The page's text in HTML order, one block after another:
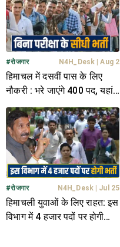
#रोजगार N4H_Desk Aug 2
हिमाचल में दसवीं पास के लिए
नौकरी : भरे जाएंगे 400 पद, यहां
क्लिक कर जानें पूरी डिटेल
#रोजगार N4H_Desk| Jul 25
हिमाचली युवाओं के लिए राहत: इस
विभाग में 4 हजार पदों पर होगी